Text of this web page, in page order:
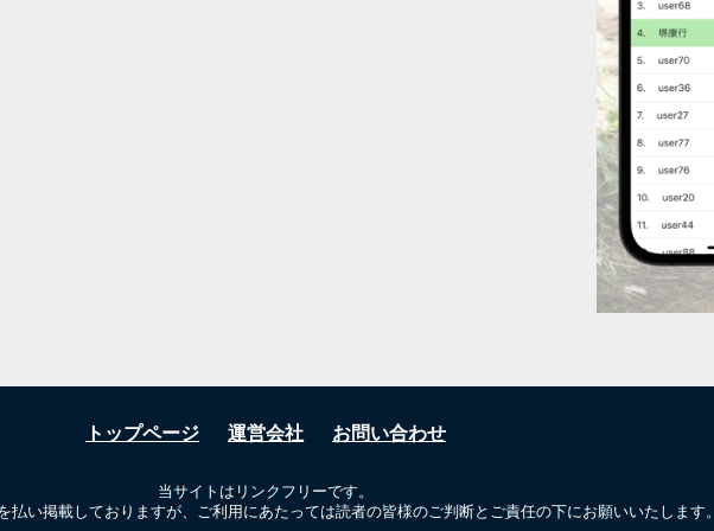
トップページ 運営会社 お問い合わせ
当サイトはリンクフリーです。
払い掲載しておりますが、ご利用にあたっては読者の皆様のご判断とご責任の下にお願いいたします。